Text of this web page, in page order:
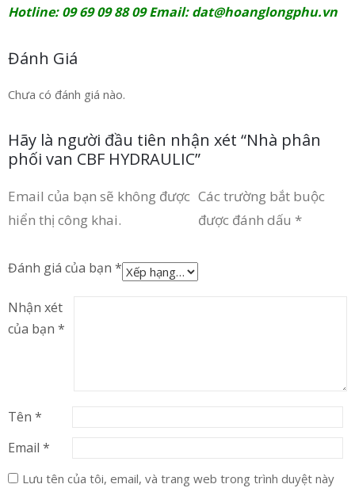
Hotline: 09 69 09 88 09 Email:dat@hoanglongphu.vn
Đánh Giá
Chưa có đánh giá nào.
Hãy là người đầu tiên nhận xét “Nhà phân
phối van CBF HYDRAULIC”
Email của bạn sẽ không được
hiển thị công khai.
Các trường bắt buộc
được đánh dấu *
Đánh giá của bạn *
Nhận xét
của bạn *
Tên *
Email *
Lưu tên của tôi, email, và trang web trong trình duyệt này